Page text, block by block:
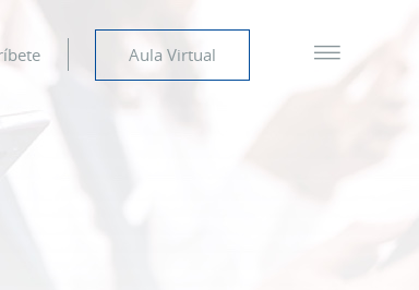
Aula Virtual